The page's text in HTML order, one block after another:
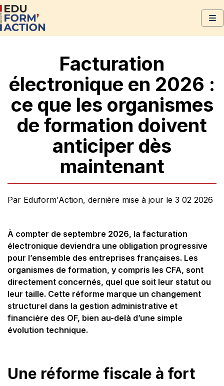
Facturation
électronique en 2026 :
ce que les organismes
de formation doivent
anticiper dès
maintenant
Par Eduform'Action, dernière mise à jour le 3 02 2026
À compter de septembre 2026, la facturation
électronique deviendra une obligation progressive
pour l’ensemble des entreprises françaises. Les
organismes de formation, y compris les CFA, sont
directement concernés, quel que soit leur statut ou
leur taille. Cette réforme marque un changement
structurel dans la gestion administrative et
financière des OF, bien au-delà d’une simple
évolution technique.
Une réforme fiscale à fort